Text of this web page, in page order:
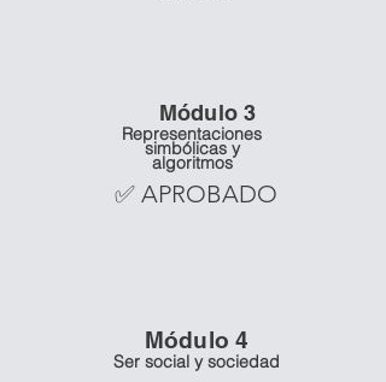
Módulo 3
Representaciones
simbólicas y
algoritmos
✅ APROBADO
Módulo 4
Ser social y sociedad